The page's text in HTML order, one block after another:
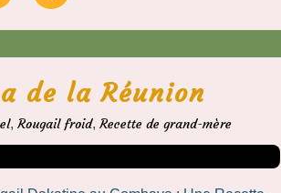
de la Réunion
, Rougail froid, Recette de grand-mère